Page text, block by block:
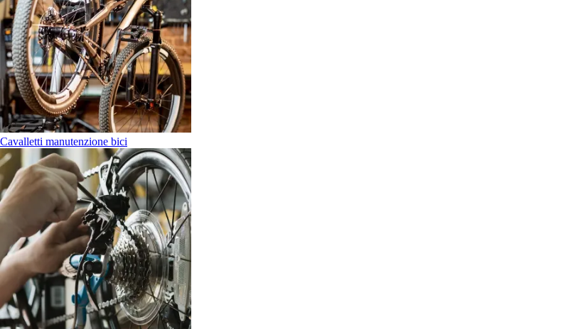
Cavalletti manutenzione bici